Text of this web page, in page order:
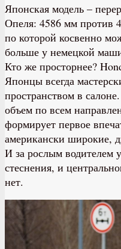
Японская модель –
Опеля: 4586 мм против
по которой косвенно
больше у немецкой
Кто же просторнее?
Японцы всегда
пространством в
объем по всем
формирует первое
американски широкие,
И за рослым водителем
стеснения, и
нет.